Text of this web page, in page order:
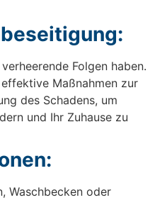
Folgen haben.
Maßnahmen zur
des Schadens, um
und Ihr Zuhause zu
Waschbecken oder